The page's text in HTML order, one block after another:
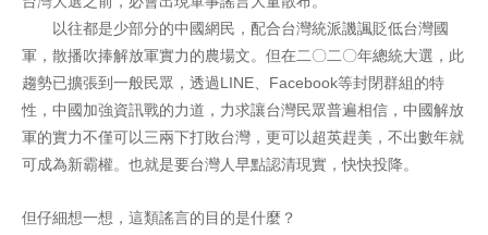
以往都是少部分的中國網民，配合台灣統派譏諷貶低台灣國
軍，散播吹捧解放軍實力的農場文。但在二〇二〇年總統大選，此
趨勢已擴張到一般民眾，透過LINE、Facebook等封閉群組的特
性，中國加強資訊戰的力道，力求讓台灣民眾普遍相信，中國解放
軍的實力不僅可以三兩下打敗台灣，更可以超英趕美，不出數年就
可成為新霸權。也就是要台灣人早點認清現實，快快投降。
但仔細想一想，這類謠言的目的是什麼？